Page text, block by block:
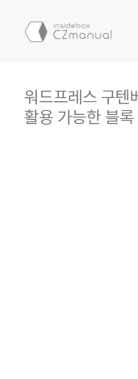
워드프레스 구텐
활용 가능한 블록